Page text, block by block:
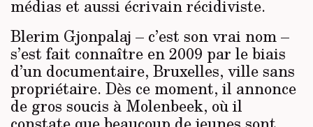
médias et aussi écrivain récidiviste.
Blerim Gjonpalaj – c’est son vrai nom –
s’est fait connaître en 2009 par le biais
d’un documentaire, Bruxelles, ville sans
propriétaire. Dès ce moment, il annonce
de gros soucis à Molenbeek, où il